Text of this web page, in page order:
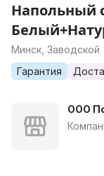
Напольный
Минск, Заводской
Гарантия
ООО